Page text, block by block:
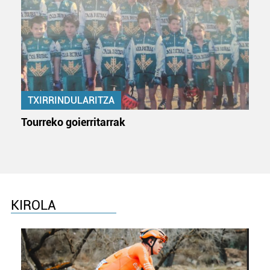
TXIRRINDULARITZA
Tourreko goierritarrak
KIROLA